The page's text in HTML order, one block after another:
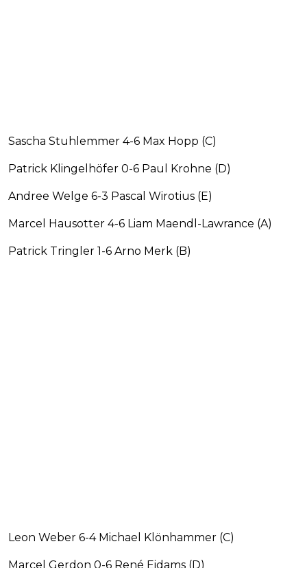
Sascha Stuhlemmer 4-6 Max Hopp (C)
Patrick Klingelhöfer 0-6 Paul Krohne (D)
Andree Welge 6-3 Pascal Wirotius (E)
Marcel Hausotter 4-6 Liam Maendl-Lawrance (A)
Patrick Tringler 1-6 Arno Merk (B)
Leon Weber 6-4 Michael Klönhammer (C)
Marcel Gerdon 0-6 René Eidams (D)